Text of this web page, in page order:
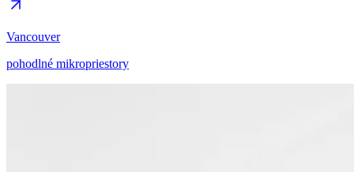
Vancouver
pohodlné mikropriestory